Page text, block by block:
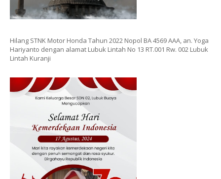
Hilang STNK Motor Honda Tahun 2022 Nopol BA 4569 AAA, an. Yoga
Hariyanto dengan alamat Lubuk Lintah No 13 RT.001 Rw. 002 Lubuk
Lintah Kuranji